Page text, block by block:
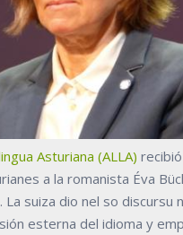
Asturiana (ALLA)
a la romanista Éva
La suiza dio nel so discursu
esterna del idioma y